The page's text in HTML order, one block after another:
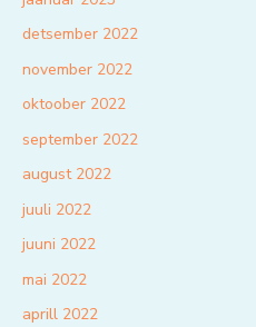
detsember 2022
november 2022
oktoober 2022
september 2022
august 2022
juuli 2022
juuni 2022
mai 2022
aprill 2022